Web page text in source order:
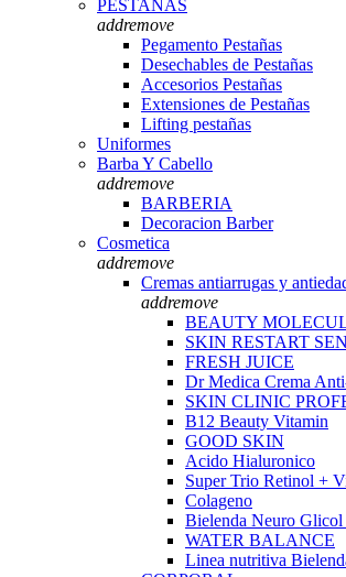
PESTAÑAS
addremove
Pegamento Pestañas
Desechables de Pestañas
Accesorios Pestañas
Extensiones de Pestañas
Lifting pestañas
Uniformes
Barba Y Cabello
addremove
BARBERIA
Decoracion Barber
Cosmetica
addremove
Cremas antiarrugas y
addremove
BEAUTY
SKIN RESTART
FRESH JUICE
Dr Medica Crema
SKIN CLINIC
B12 Beauty Vitamin
GOOD SKIN
Acido Hialuronico
Super Trio Retinol +
Colageno
Bielenda Neuro
WATER BALANCE
Linea nutritiva